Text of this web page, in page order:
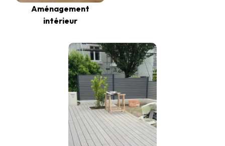
Aménagement
intérieur